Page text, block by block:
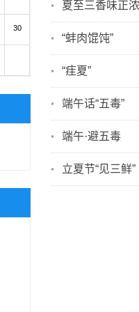
30
夏至三香味正浓
“蚌肉馄饨”
“疰夏”
端午话“五毒”
端午·避五毒
立夏节“见三鲜”